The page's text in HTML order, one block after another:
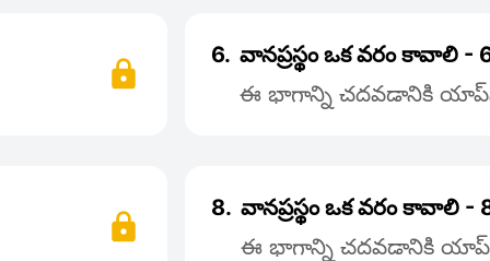
6. వానప్రస్థం ఒక వరం కావాలి -
ఈ భాగాన్ని చదవడానికి
8. వానప్రస్థం ఒక వరం కావాలి -
ఈ భాగాన్ని చదవడానికి